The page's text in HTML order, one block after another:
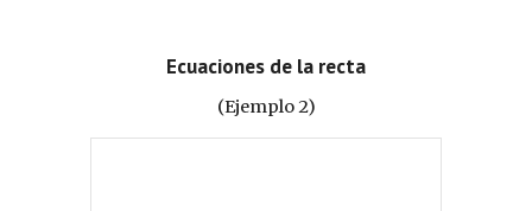
Ecuaciones de la recta
(Ejemplo 2)